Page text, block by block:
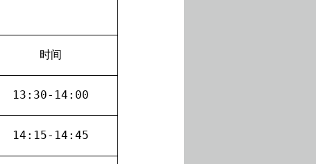
时间
13:30-14:00
14:15-14:45